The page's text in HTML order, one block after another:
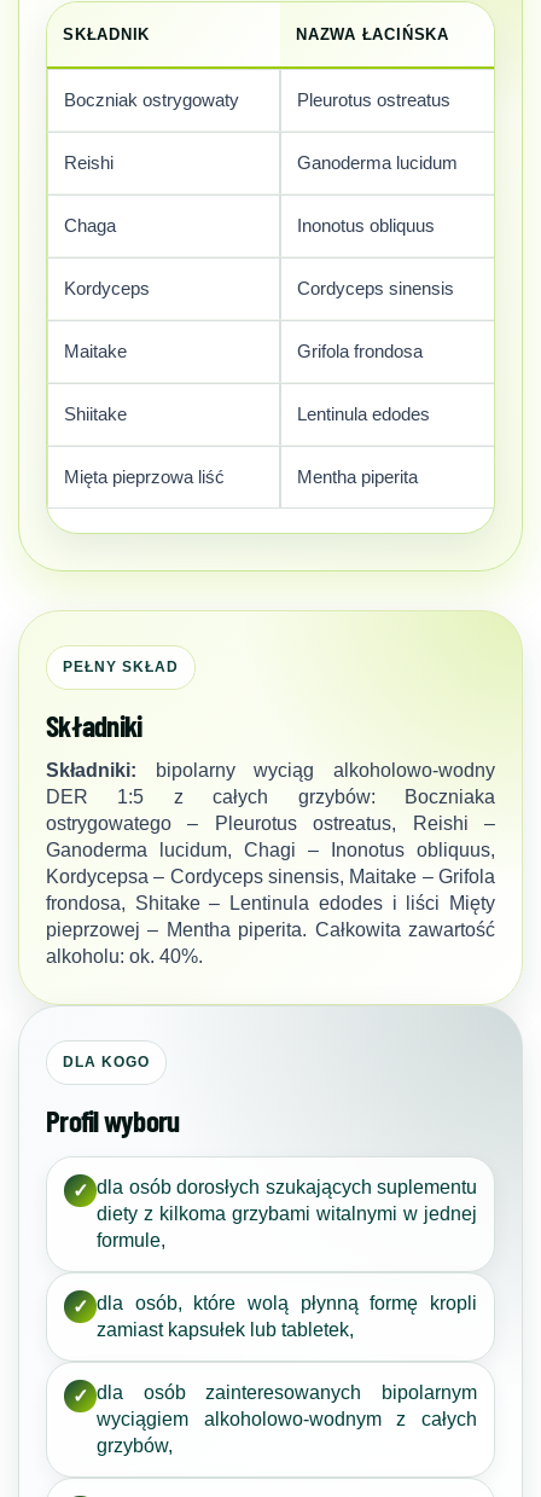
SKŁADNIK NAZWA ŁACIŃSKA
Boczniak ostrygowaty Pleurotus ostreatus
Reishi Ganoderma lucidum
Chaga Inonotus obliquus
Kordyceps Cordyceps sinensis
Maitake Grifola frondosa
Shiitake Lentinula edodes
Mięta pieprzowa liść Mentha piperita
PEŁNY SKŁAD
Składniki
Składniki: bipolarny wyciąg alkoholowo-wodny
DER 1:5 z całych grzybów: Boczniaka
ostrygowatego – Pleurotus ostreatus, Reishi –
Ganoderma lucidum, Chagi – Inonotus obliquus,
Kordycepsa – Cordyceps sinensis, Maitake – Grifola
frondosa, Shitake – Lentinula edodes i liści Mięty
pieprzowej – Mentha piperita. Całkowita zawartość
alkoholu: ok. 40%.
DLA KOGO
Profil wyboru
✓ dla osób dorosłych szukających suplementu
diety z kilkoma grzybami witalnymi w jednej
formule,
✓ dla osób, które wolą płynną formę kropli
zamiast kapsułek lub tabletek,
✓ dla osób zainteresowanych bipolarnym
wyciągiem alkoholowo-wodnym z całych
grzybów,